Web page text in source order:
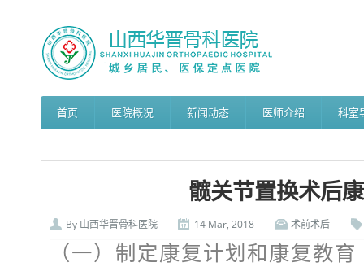
首页 医院概况 新闻动态 医师介绍 科室
髋关节置换术后
By 山西华晋骨科医院 14 Mar, 2018 术前术后
（一）制定康复计划和康复教育